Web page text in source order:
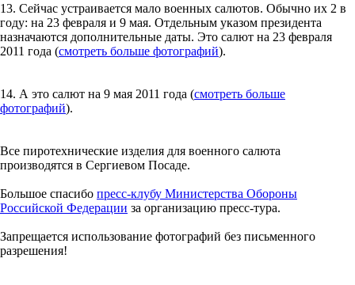
13. Сейчас устраивается мало военных салютов. Обычно их 2 в
году: на 23 февраля и 9 мая. Отдельным указом президента
назначаются дополнительные даты. Это салют на 23 февраля
2011 года (смотреть больше фотографий).
14. А это салют на 9 мая 2011 года (смотреть больше
фотографий).
Все пиротехнические изделия для военного салюта
производятся в Сергиевом Посаде.
Большое спасибо пресс-клубу Министерства Обороны
Российской Федерации за организацию пресс-тура.
Запрещается использование фотографий без письменного
разрешения!